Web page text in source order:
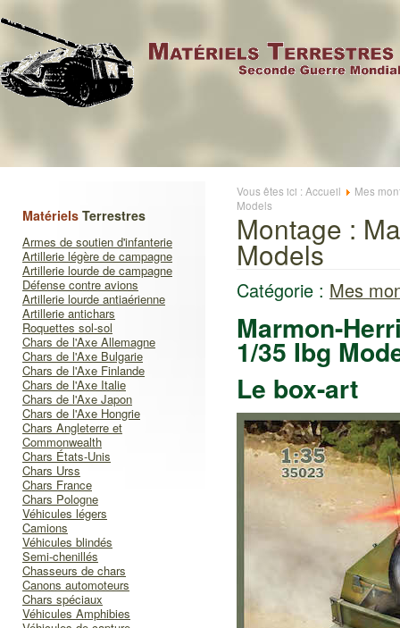
Matériels Terrestres
Armes de soutien d'infanterie
Artillerie légère de campagne
Artillerie lourde de campagne
Défense contre avions
Artillerie lourde antiaérienne
Artillerie antichars
Roquettes sol-sol
Chars de l'Axe Allemagne
Chars de l'Axe Bulgarie
Chars de l'Axe Finlande
Chars de l'Axe Italie
Chars de l'Axe Japon
Chars de l'Axe Hongrie
Chars Angleterre et
Commonwealth
Chars États-Unis
Chars Urss
Chars France
Chars Pologne
Véhicules légers
Camions
Véhicules blindés
Semi-chenillés
Chasseurs de chars
Canons automoteurs
Chars spéciaux
Véhicules Amphibies
Vous êtes ici : Accueil
Mes
Models
Montage :
Models
Catégorie : Mes
Marmon-
1/35 Ibg
Le box-art